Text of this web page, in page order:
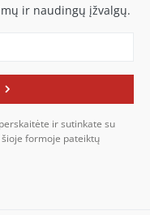
ir naudingų įžvalgų.
ir sutinkate su
formoje pateiktų